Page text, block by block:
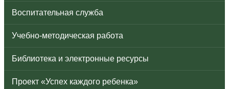
Воспитательная служба
Учебно-методическая работа
Библиотека и электронные ресурсы
Проект «Успех каждого ребенка»